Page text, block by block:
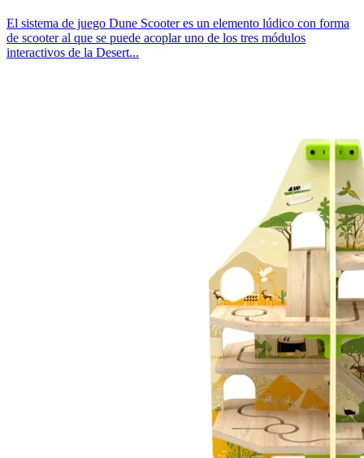
El sistema de juego Dune Scooter es un elemento lúdico con forma
de scooter al que se puede acoplar uno de los tres módulos
interactivos de la Desert...